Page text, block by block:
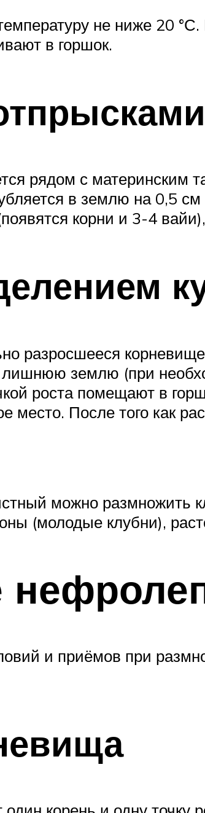
не ниже 20 °С.
в горшок.
рядом с материнским
в землю на 0,5
корни и 3-4
разросшееся
землю (при
роста помещают в
место. После того как
можно размножить
(молодые клубни),
и приёмов при